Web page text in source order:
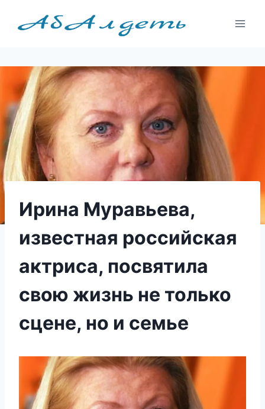
Ирина Муравьева,
известная российская
актриса, посвятила
свою жизнь не только
сцене, но и семье